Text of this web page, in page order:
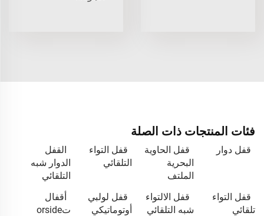
فئات المنتجات ذات الصلة
قفل دوار
قفل الحاوية
البحرية
الملتف
قفل التواء
التلقائي
القفل
الدوار شبه
التلقائي
قفل التواء
تلقائي
قفل الالتواء
شبه التلقائي
قفل لولبي
أوتوماتيكي
أقفال
تorside